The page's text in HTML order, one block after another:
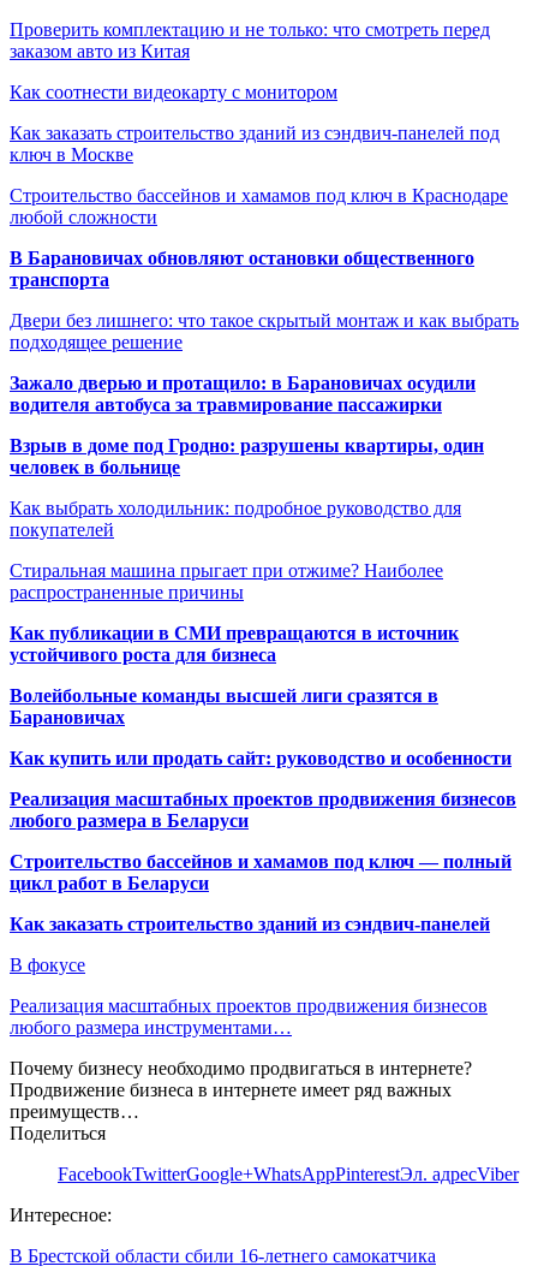
Проверить комплектацию и не только: что смотреть перед
заказом авто из Китая
Как соотнести видеокарту с монитором
Как заказать строительство зданий из сэндвич-панелей под
ключ в Москве
Строительство бассейнов и хамамов под ключ в Краснодаре
любой сложности
В Барановичах обновляют остановки общественного
транспорта
Двери без лишнего: что такое скрытый монтаж и как выбрать
подходящее решение
Зажало дверью и протащило: в Барановичах осудили
водителя автобуса за травмирование пассажирки
Взрыв в доме под Гродно: разрушены квартиры, один
человек в больнице
Как выбрать холодильник: подробное руководство для
покупателей
Стиральная машина прыгает при отжиме? Наиболее
распространенные причины
Как публикации в СМИ превращаются в источник
устойчивого роста для бизнеса
Волейбольные команды высшей лиги сразятся в
Барановичах
Как купить или продать сайт: руководство и особенности
Реализация масштабных проектов продвижения бизнесов
любого размера в Беларуси
Строительство бассейнов и хамамов под ключ — полный
цикл работ в Беларуси
Как заказать строительство зданий из сэндвич-панелей
В фокусе
Реализация масштабных проектов продвижения бизнесов
любого размера инструментами…
Почему бизнесу необходимо продвигаться в интернете?
Продвижение бизнеса в интернете имеет ряд важных
преимуществ…
Поделиться
FacebookTwitterGoogle+WhatsAppPinterestЭл. адресViber
Интересное:
В Брестской области сбили 16-летнего самокатчика